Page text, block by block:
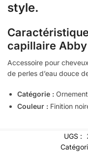
style.
capillaire Abby
Accessoire pour
de perles d’eau douce
Catégorie :
Couleur : Finition
UGS :